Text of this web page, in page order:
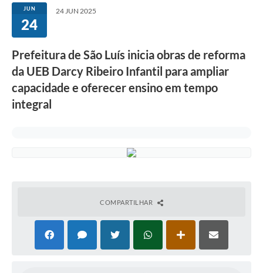
JUN
24
24 JUN 2025
Prefeitura de São Luís inicia obras de reforma
da UEB Darcy Ribeiro Infantil para ampliar
capacidade e oferecer ensino em tempo
integral
COMPARTILHAR